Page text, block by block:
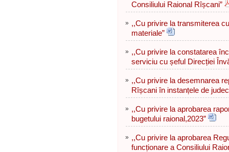
Consiliului Raional Rîșcani”
» ,,Cu privire la transmiterea
materiale”
» ,,Cu privire la constatarea
serviciu cu șeful Direcției
» ,,Cu privire la desemnarea
Rîșcani în instanțele de
» ,,Cu privire la aprobarea
bugetului raional,2023”
» ,,Cu privire la aprobarea
funcționare a Consiliului